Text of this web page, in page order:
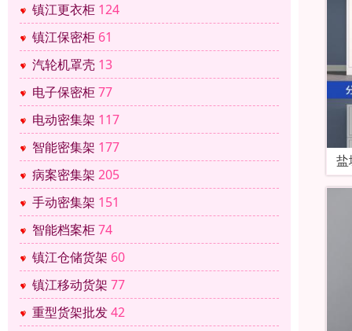
镇江更衣柜 124
镇江保密柜 61
汽轮机罩壳 13
电子保密柜77
电动密集架 117
智能密集架 177
病案密集架 205
手动密集架 151
智能档案柜74
镇江仓储货架 60
镇江移动货架 77
重型货架批发42
盐